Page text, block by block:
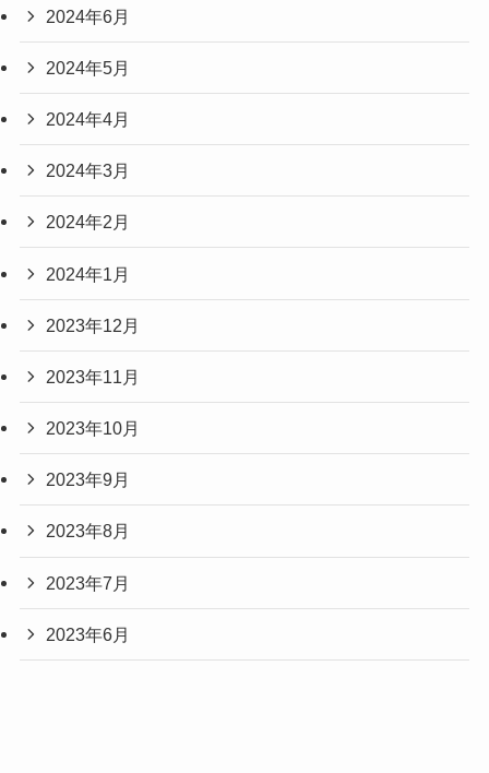
2024年6月
2024年5月
2024年4月
2024年3月
2024年2月
2024年1月
2023年12月
2023年11月
2023年10月
2023年9月
2023年8月
2023年7月
2023年6月